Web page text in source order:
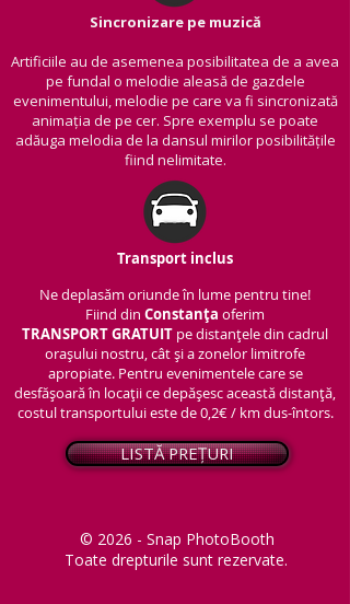
Sincronizare pe muzică
Artificiile au de asemenea posibilitatea de a avea
pe fundal o melodie aleasă de gazdele
evenimentului, melodie pe care va fi sincronizată
animația de pe cer. Spre exemplu se poate
adăuga melodia de la dansul mirilor posibilitățile
fiind nelimitate.
Transport inclus
Ne deplasăm oriunde în lume pentru tine!
Fiind din Constanța oferim
TRANSPORTGRATUIT pe distanțele din cadrul
orașului nostru, cât și a zonelor limitrofe
apropiate. Pentru evenimentele care se
desfășoară în locații ce depășesc această distanță,
costul transportului este de 0,2€ / km dus-întors.
LISTĂ PREȚURI
Toate drepturile sunt rezervate.
© 2026 - Snap PhotoBooth